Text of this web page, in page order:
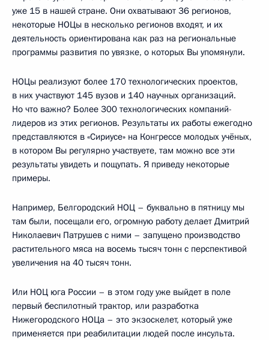
уже 15 в нашей стране. Они охватывают 36 регионов,
некоторые НОЦы в несколько регионов входят, и их
деятельность ориентирована как раз на региональные
программы развития по увязке, о которых Вы упомянули.
НОЦы реализуют более 170 технологических проектов,
в них участвуют 145 вузов и 140 научных организаций.
Но что важно? Более 300 технологических компаний-
лидеров из этих регионов. Результаты их работы ежегодно
представляются в «Сириусе» на Конгрессе молодых учёных,
в котором Вы регулярно участвуете, там можно все эти
результаты увидеть и пощупать. Я приведу некоторые
примеры.
Например, Белгородский НОЦ – буквально в пятницу мы
там были, посещали его, огромную работу делает Дмитрий
Николаевич Патрушев с ними – запущено производство
растительного мяса на восемь тысяч тонн с перспективой
увеличения на 40 тысяч тонн.
Или НОЦ юга России – в этом году уже выйдет в поле
первый беспилотный трактор, или разработка
Нижегородского НОЦа – это экзоскелет, который уже
применяется при реабилитации людей после инсульта.